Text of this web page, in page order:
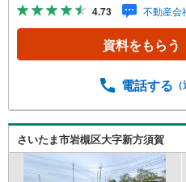
4.73 不動産会
資料をもらう
電話する
さいたま市岩槻区大字新方須賀